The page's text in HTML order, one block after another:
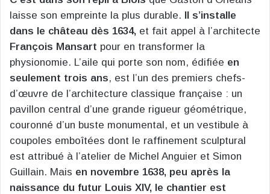
laisse son empreinte la plus durable. Il s’installe
dans le château dès 1634, et fait appel à l’architecte
François Mansart pour en transformer la
physionomie. L’aile qui porte son nom, édifiée en
seulement trois ans, est l’un des premiers chefs-
d’œuvre de l’architecture classique française : un
pavillon central d’une grande rigueur géométrique,
couronné d’un buste monumental, et un vestibule à
coupoles emboîtées dont le raffinement sculptural
est attribué à l’atelier de Michel Anguier et Simon
Guillain. Mais en novembre 1638, peu après la
naissance du futur Louis XIV, le chantier est